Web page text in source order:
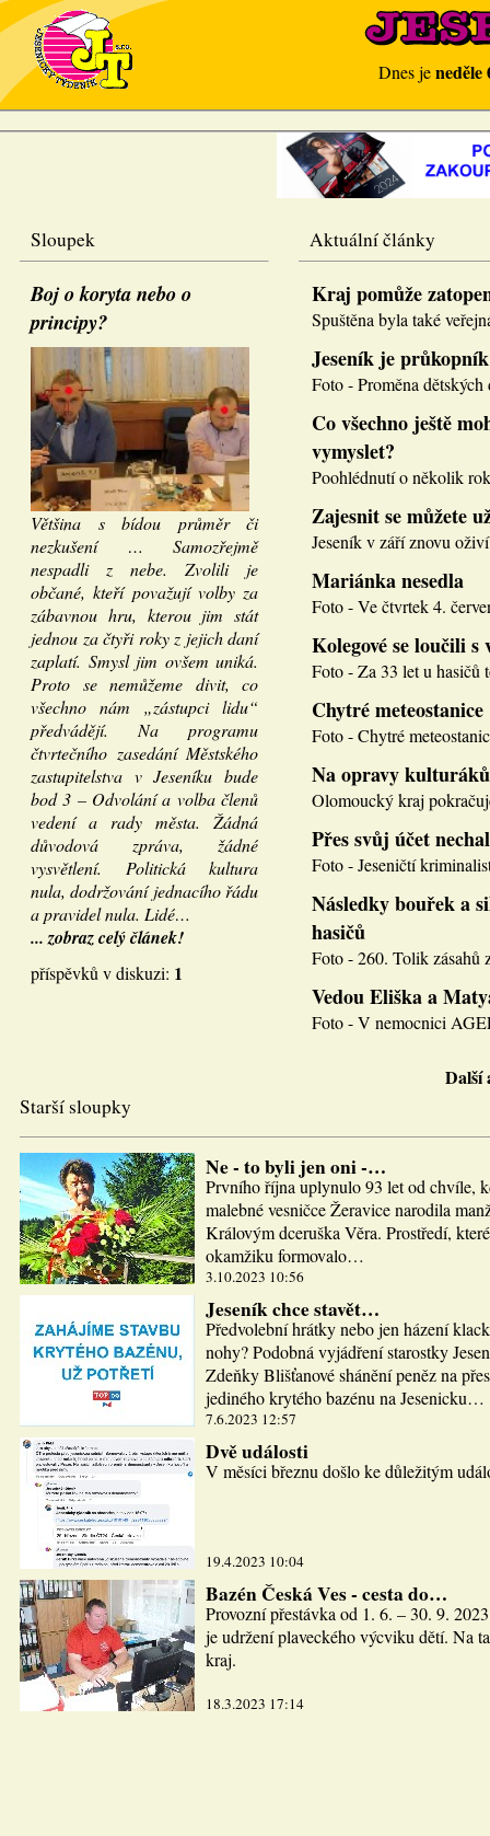
Dnes jeneděle
Sloupek
Boj o koryta nebo o
principy?
Většina s bídou průměr či
nezkušení … Samozřejmě
nespadli z nebe. Zvolili je
občané, kteří považují volby za
zábavnou hru, kterou jim stát
jednou za čtyři roky z jejich daní
zaplatí. Smysl jim ovšem uniká.
Proto se nemůžeme divit, co
všechno nám „zástupci lidu“
předvádějí. Na programu
čtvrtečního zasedání Městského
zastupitelstva v Jeseníku bude
bod 3 – Odvolání a volba členů
vedení a rady města. Žádná
důvodová zpráva, žádné
vysvětlení. Politická kultura
nula, dodržování jednacího řádu
a pravidel nula. Lidé…
... zobraz celý článek!
příspěvků v diskuzi: 1
Aktuální články
Kraj pomůže
Spuštěna byla také
Jeseník je průkopník
Foto - Proměna
Co všechno ještě
vymyslet?
Poohlédnutí o několik
Zajesnit se můžete
Jeseník v září znovu
Mariánka nesedla
Foto - Ve čtvrtek 4.
Kolegové se loučili s
Foto - Za 33 let u hasičů
Chytré meteostanice
Foto - Chytré
Na opravy
Olomoucký kraj
Přes svůj účet
Foto - Jeseničtí
Následky bouřek a
hasičů
Foto - 260. Tolik zásahů
Vedou Eliška a
Foto - V nemocnici
Starší sloupky
Ne - to byli jen oni -…
Prvního října uplynulo 93 let od chvíle,
malebné vesničce Žeravice narodila
Královým dceruška Věra. Prostředí,
okamžiku formovalo…
3.10.2023 10:56
Jeseník chce stavět…
Předvolební hrátky nebo jen házení
nohy? Podobná vyjádření starostky
Zdeňky Blišťanové shánění peněz na
jediného krytého bazénu na Jesenicku…
7.6.2023 12:57
Dvě události
V měsíci březnu došlo ke důležitým
19.4.2023 10:04
Bazén Česká Ves - cesta do…
Provozní přestávka od 1. 6. – 30. 9.
je udržení plaveckého výcviku dětí. Na
kraj.
18.3.2023 17:14